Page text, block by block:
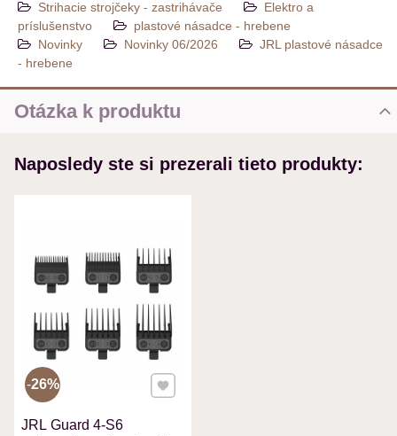
Strihacie strojčeky - zastrihávače
Elektro a
príslušenstvo
plastové násadce - hrebene
Novinky
Novinky 06/2026
JRL plastové násadce
- hrebene
Otázka k produktu
MENO
VAŠA OTÁZKA K PRODUKTU
Naposledy ste si prezerali tieto produkty:
JRL Guard 4-S6
26% Pridať k Obľúbeným